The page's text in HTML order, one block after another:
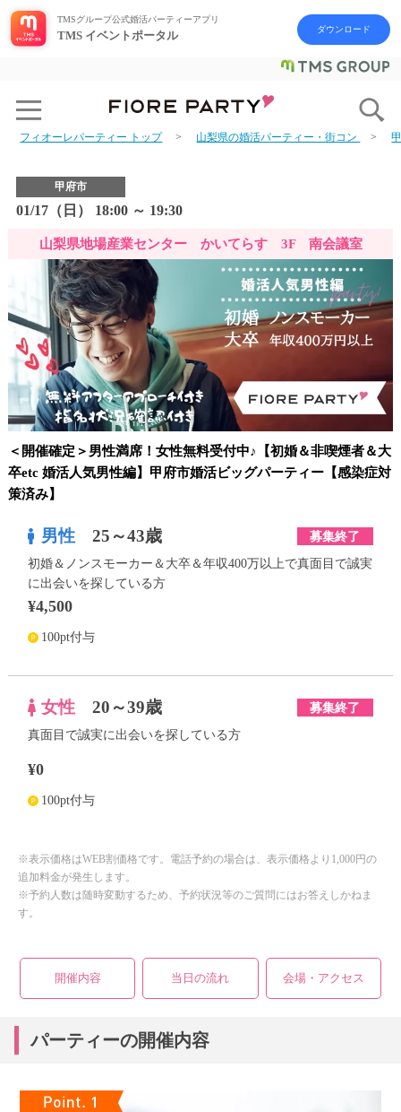
TMSグループ公式婚活パーティーアプリ
TMS イベントポータル ダウンロード
フィオーレパーティー トップ 山梨県の婚活パーティー・街コン
甲府市
01/17（日） 18:00 ～ 19:30
山梨県地場産業センター かいてらす 3F 南会議室
＜開催確定＞男性満席！女性無料受付中♪【初婚＆非喫煙者＆大
卒etc 婚活人気男性編】甲府市婚活ビッグパーティー【感染症対
策済み】
男性 25～43歳 募集終了
初婚＆ノンスモーカー＆大卒＆年収400万以上で真面目で誠実
に出会いを探している方
¥4,500
100pt付与
女性 20～39歳 募集終了
真面目で誠実に出会いを探している方
¥0
100pt付与
※表示価格はWEB割価格です。電話予約の場合は、表示価格より1,000円の
追加料金が発生します。
※予約人数は随時変動するため、予約状況等のご質問にはお答えしかねま
す。
開催内容 当日の流れ 会場・アクセス
パーティーの開催内容